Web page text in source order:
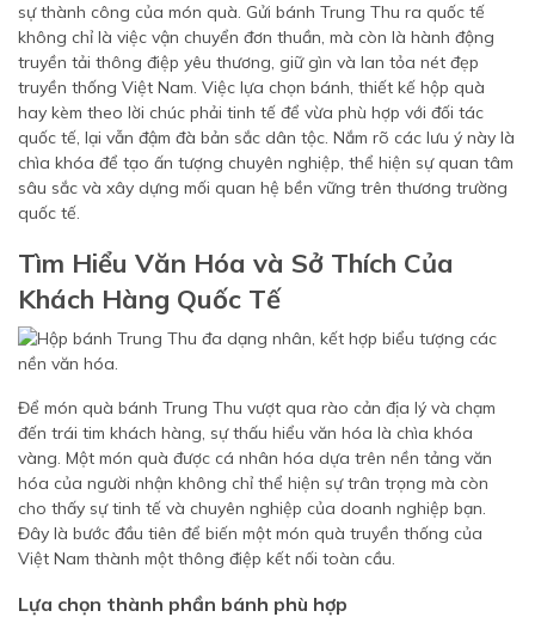
sự thành công của món quà. Gửi bánh Trung Thu ra quốc tế
không chỉ là việc vận chuyển đơn thuần, mà còn là hành động
truyền tải thông điệp yêu thương, giữ gìn và lan tỏa nét đẹp
truyền thống Việt Nam. Việc lựa chọn bánh, thiết kế hộp quà
hay kèm theo lời chúc phải tinh tế để vừa phù hợp với đối tác
quốc tế, lại vẫn đậm đà bản sắc dân tộc. Nắm rõ các lưu ý này là
chìa khóa để tạo ấn tượng chuyên nghiệp, thể hiện sự quan tâm
sâu sắc và xây dựng mối quan hệ bền vững trên thương trường
quốc tế.
Tìm Hiểu Văn Hóa và Sở Thích Của
Khách Hàng Quốc Tế
Để món quà bánh Trung Thu vượt qua rào cản địa lý và chạm
đến trái tim khách hàng, sự thấu hiểu văn hóa là chìa khóa
vàng. Một món quà được cá nhân hóa dựa trên nền tảng văn
hóa của người nhận không chỉ thể hiện sự trân trọng mà còn
cho thấy sự tinh tế và chuyên nghiệp của doanh nghiệp bạn.
Đây là bước đầu tiên để biến một món quà truyền thống của
Việt Nam thành một thông điệp kết nối toàn cầu.
Lựa chọn thành phần bánh phù hợp